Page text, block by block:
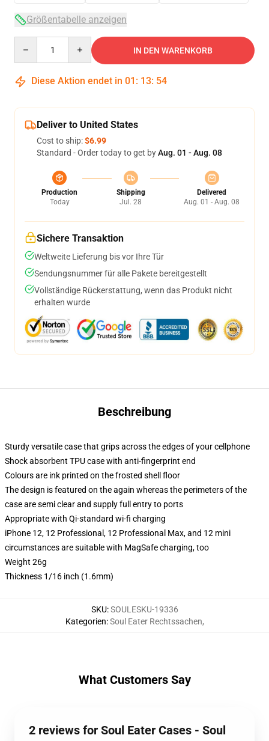
Größentabelle anzeigen
IN DEN WARENKORB
Diese Aktion endet in 01 : 13: 54
Deliver to United States
Cost to ship:$6.99
Standard - Order today to get byAug. 01 - Aug. 08
Production
Today
Shipping
Jul. 28
Delivered
Aug. 01 - Aug. 08
Sichere Transaktion
Weltweite Lieferung bis vor Ihre Tür
Sendungsnummer für alle Pakete bereitgestellt
Vollständige Rückerstattung, wenn das Produkt nicht
erhalten wurde
Beschreibung
Sturdy versatile case that grips across the edges of your cellphone
Shock absorbent TPU case with anti-fingerprint end
Colours are ink printed on the frosted shell floor
The design is featured on the again whereas the perimeters of the
case are semi clear and supply full entry to ports
Appropriate with Qi-standard wi-fi charging
iPhone 12, 12 Professional, 12 Professional Max, and 12 mini
circumstances are suitable with MagSafe charging, too
Weight 26g
Thickness 1/16 inch (1.6mm)
SKU:SOULESKU-19336
Kategorien:Soul Eater Rechtssachen,
What Customers Say
2 reviews for Soul Eater Cases - Soul